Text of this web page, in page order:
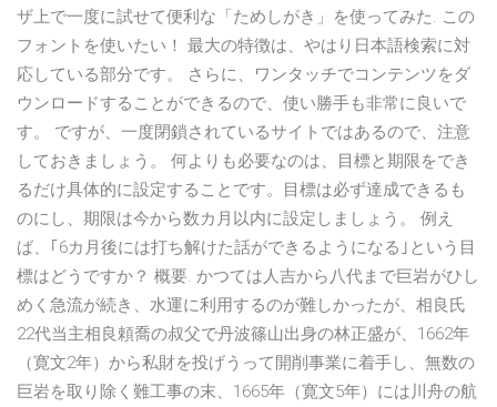
ザ上で一度に試せて便利な「ためしがき」を使ってみた. この
フォントを使いたい！ 最大の特徴は、やはり日本語検索に対
応している部分です。 さらに、ワンタッチでコンテンツをダ
ウンロードすることができるので、使い勝手も非常に良いで
す。 ですが、一度閉鎖されているサイトではあるので、注意
しておきましょう。 何よりも必要なのは、目標と期限をでき
るだけ具体的に設定することです。目標は必ず達成できるも
のにし、期限は今から数カ月以内に設定しましょう。 例え
ば、｢6カ月後には打ち解けた話ができるようになる｣という目
標はどうですか？ 概要. かつては人吉から八代まで巨岩がひし
めく急流が続き、水運に利用するのが難しかったが、相良氏
22代当主相良頼喬の叔父で丹波篠山出身の林正盛が、1662年
（寛文2年）から私財を投げうって開削事業に着手し、無数の
巨岩を取り除く難工事の末、1665年（寛文5年）には川舟の航